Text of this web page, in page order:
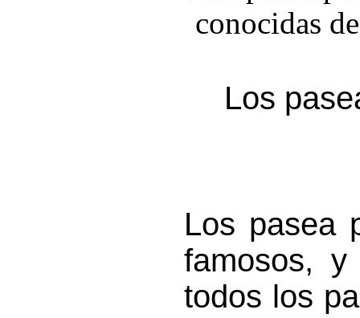
Los
Los pasea
famosos,
todos los